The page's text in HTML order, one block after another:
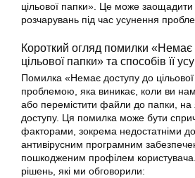
цільової папки». Це може заощадити
розчарувань під час усунення
Короткий огляд помилки «Немає
цільової папки» та способів її
Помилка «Немає доступу до
проблемою, яка виникає, коли ви
або перемістити файли до папки, на
доступу. Ця помилка може бути
факторами, зокрема недостатніми
антивірусним програмним
пошкодженим профілем
рішень, які ми обговорили: